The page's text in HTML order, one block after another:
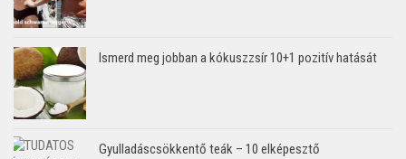
Ismerd meg jobban a kókuszzsír 10+1 pozitív hatását
Gyulladáscsökkentő teák – 10 elképesztő